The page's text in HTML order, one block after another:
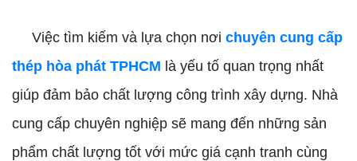
Việc tìm kiếm và lựa chọn nơi chuyên cung cấp
thép hòa phát TPHCM là yếu tố quan trọng nhất
giúp đảm bảo chất lượng công trình xây dựng. Nhà
cung cấp chuyên nghiệp sẽ mang đến những sản
phẩm chất lượng tốt với mức giá cạnh tranh cùng